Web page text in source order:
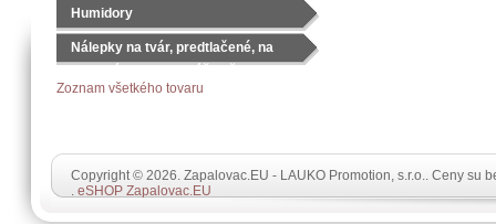
Čajové sady
Humidory
Nálepky na tvár, predtlačené, na
Zoznam všetkého tovaru
Copyright © 2026. Zapalovac.EU - LAUKO Promotion, s.r.o.. Ceny su
. eSHOP Zapalovac.EU